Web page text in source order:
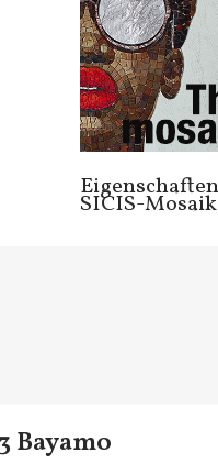
SICIS-
Bayamo